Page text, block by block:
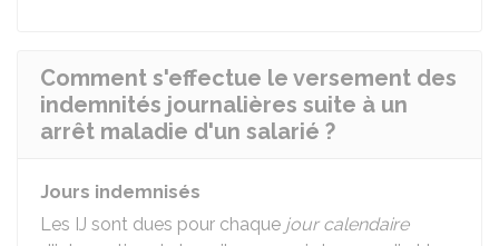
Comment s'effectue le versement des
indemnités journalières suite à un
arrêt maladie d'un salarié ?
Jours indemnisés
Les IJ sont dues pour chaque jour calendaire